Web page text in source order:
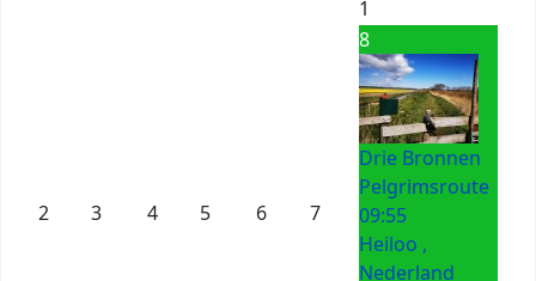
1
2 3 4 5 6 7
8
Drie Bronnen
Pelgrimsroute
09:55
Heiloo ,
Nederland